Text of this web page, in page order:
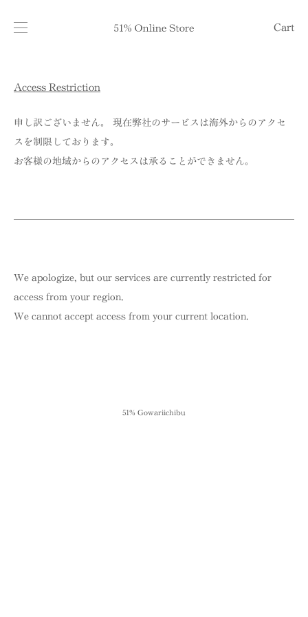
Cart
Access Restriction
申し訳ございません。 現在弊社のサービスは海外からのアクセ
スを制限しております。
お客様の地域からのアクセスは承ることができません。
We apologize, but our services are currently restricted for
access from your region.
We cannot accept access from your current location.
51% Gowariichibu